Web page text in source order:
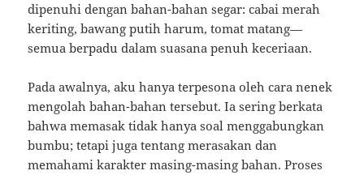
dipenuhi dengan bahan-bahan segar: cabai merah
keriting, bawang putih harum, tomat matang—
semua berpadu dalam suasana penuh keceriaan.
Pada awalnya, aku hanya terpesona oleh cara nenek
mengolah bahan-bahan tersebut. Ia sering berkata
bahwa memasak tidak hanya soal menggabungkan
bumbu; tetapi juga tentang merasakan dan
memahami karakter masing-masing bahan. Proses